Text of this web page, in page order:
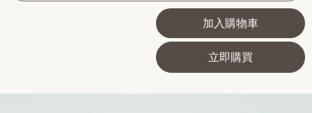
加入購物車
立即購買